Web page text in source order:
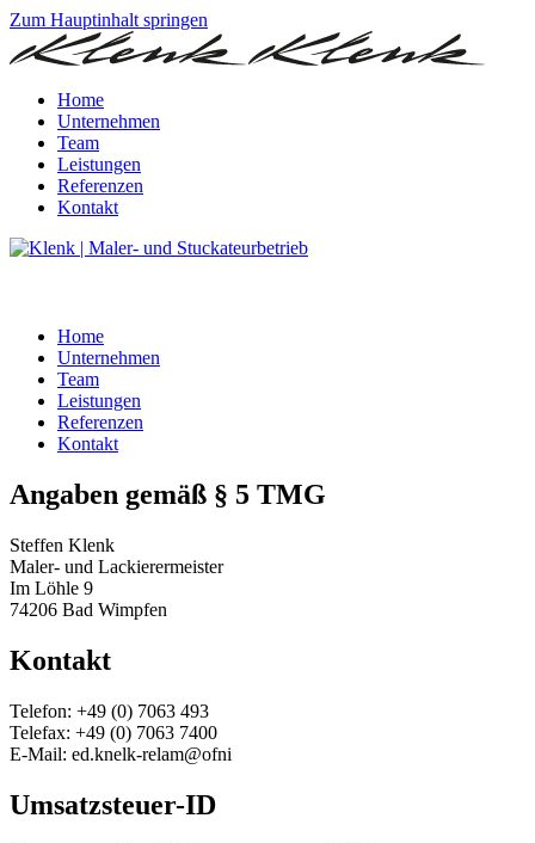
Zum Hauptinhalt springen
Home
Unternehmen
Team
Leistungen
Referenzen
Kontakt
Home
Unternehmen
Team
Leistungen
Referenzen
Kontakt
Angaben gemäß § 5 TMG
Steffen Klenk
Maler- und Lackierermeister
Im Löhle 9
74206 Bad Wimpfen
Kontakt
Telefon: +49 (0) 7063 493
Telefax: +49 (0) 7063 7400
E-Mail: ed.knelk-relam@ofni
Umsatzsteuer-ID